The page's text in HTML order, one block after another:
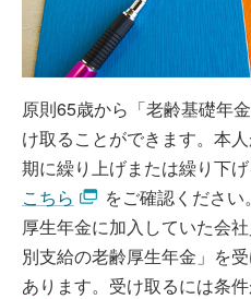
原則65歳から「老齢基礎年
け取ることができます。本
期に繰り上げまたは繰り下
こちら
をご確認ください。
厚生年金に加入していた会
別支給の老齢厚生年金」を
あります。受け取るには条件